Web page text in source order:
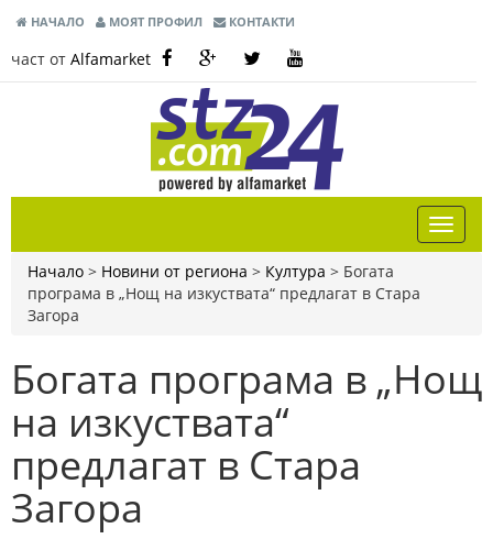
НАЧАЛО МОЯТ ПРОФИЛ КОНТАКТИ
част от Alfamarket
Начало > Новини от региона > Култура > Богата
програма в „Нощ на изкуствата“ предлагат в Стара
Загора
Богата програма в „Нощ
на изкуствата“
предлагат в Стара
Загора